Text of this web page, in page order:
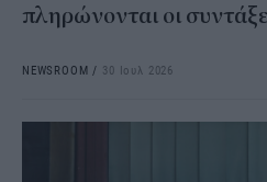
πληρώνονται οι
NEWSROOM / 30 Ιουλ 2026